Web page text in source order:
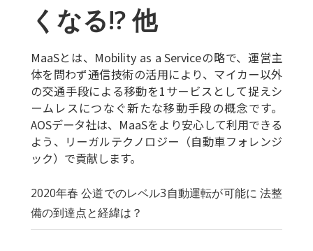
くなる!? 他
MaaSとは、Mobility as a Serviceの略で、運営主
体を問わず通信技術の活用により、マイカー以外
の交通手段による移動を1サービスとして捉えシ
ームレスにつなぐ新たな移動手段の概念です。
AOSデータ社は、MaaSをより安心して利用できる
よう、リーガルテクノロジー（自動車フォレンジ
ック）で貢献します。
2020年春 公道でのレベル3自動運転が可能に 法整
備の到達点と経緯は？